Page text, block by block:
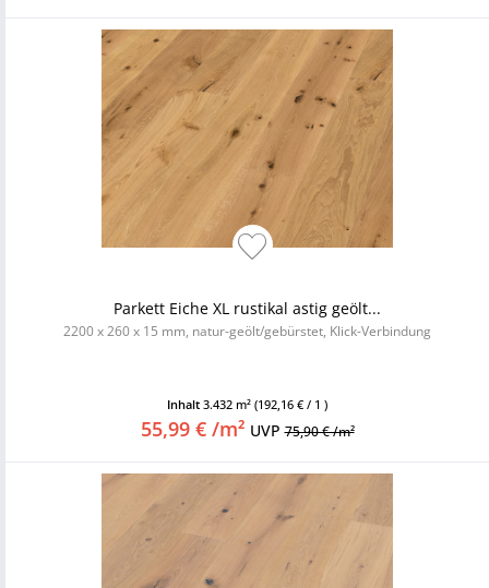
Parkett Eiche XL rustikal astig geölt...
2200 x 260 x 15 mm, natur-geölt/gebürstet, Klick-Verbindung
Inhalt 3.432 m² (192,16 € / 1 )
55,99 € /m² UVP75,90 € /m²